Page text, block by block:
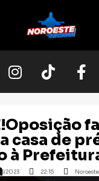
casa de
à
2023 22:15